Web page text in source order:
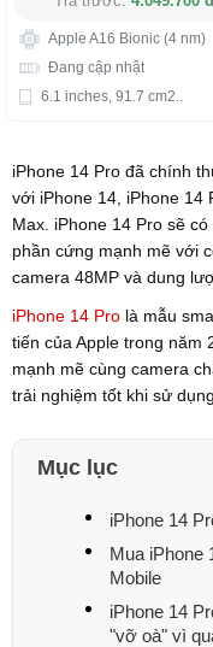
Apple A16 Bionic (4 nm)
Đang cập nhật
6.1 inches, 91.7 cm2..
iPhone 14 Pro đã chính
với iPhone 14, iPhone 14
Max. iPhone 14 Pro sẽ
phần cứng mạnh mẽ với
camera 48MP và dung
iPhone 14 Pro là mẫu
tiến của Apple trong năm
mạnh mẽ cùng camera
trải nghiệm tốt khi sử dụng.
Mục lục
iPhone 14
Mua iPhone
Mobile
iPhone 14
"vỡ oà" vì